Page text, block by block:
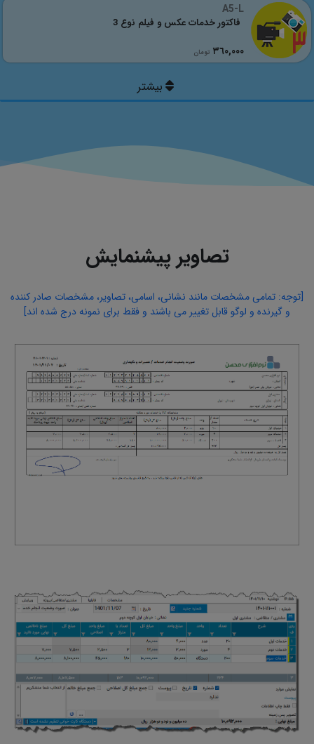
A5-L
٣٦٠,٠٠٠ تومان
فاکتور خدمات عکس و فیلم نوع 3
تصاویر پیشنمایش
[توجه: تمامی مشخصات مانند نشانی، اسامی، تصاویر، مشخصات صادر کننده
و گیرنده و لوگو قابل تغییر می باشند و فقط برای نمونه درج شده اند]